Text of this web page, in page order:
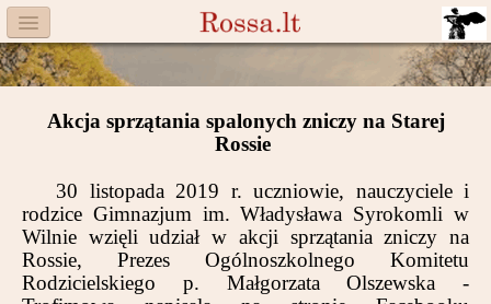
Menu
Facebook
Komitet
Aktualności
Książka
Moneta
Akcja sprzątania spalonych zniczy na Starej
Rossie
30 listopada 2019 r. uczniowie, nauczyciele i
rodzice Gimnazjum im. Władysława Syrokomli w
Wilnie wzięli udział w akcji sprzątania zniczy na
Rossie, Prezes Ogólnoszkolnego Komitetu
Rodzicielskiego p. Małgorzata Olszewska -